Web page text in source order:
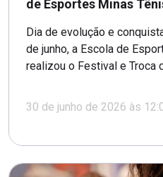
de Esportes Minas
Dia de evolução e
de junho, a Escola de
realizou o Festival e Troca
30 de junho de 2026 às